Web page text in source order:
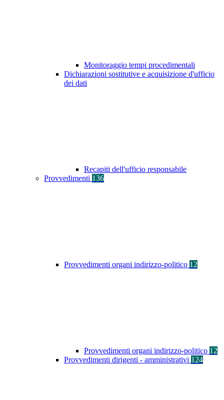
Monitoraggio tempi procedimentali
Dichiarazioni sostitutive e acquisizione d'ufficio
dei dati
Recapiti dell'ufficio responsabile
Provvedimenti 136
Provvedimenti organi indirizzo-politico 12
Provvedimenti organi indirizzo-politico 12
Provvedimenti dirigenti - amministrativi 124